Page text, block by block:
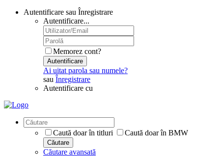
Autentificare sau Înregistrare
Autentificare...
Memorez cont?
Autentificare
Ai uitat parola sau numele?
sau Înregistrare
Autentificare cu
Caută doar în titluri Caută doar în BMW
Căutare
Căutare avansată